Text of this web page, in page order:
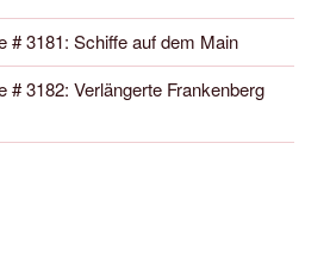
# 3181: Schiffe auf dem Main
# 3182: Verlängerte Frankenberg